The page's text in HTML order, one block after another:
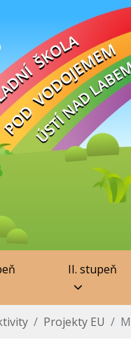
II. stupeň
Projekty EU